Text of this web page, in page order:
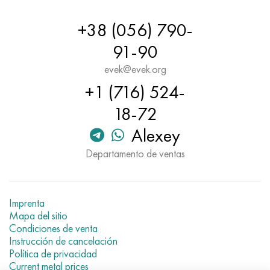
+38 (056) 790-
91-90
evek@evek.org
+1 (716) 524-
18-72
Alexey
Departamento de ventas
Imprenta
Mapa del sitio
Condiciones de venta
Instrucción de cancelación
Política de privacidad
Current metal prices
45X, 45h, 1.7035
45HN2MFA, k2425, 45hnmf
A40G, 44smn28, 1.0762, 46s20